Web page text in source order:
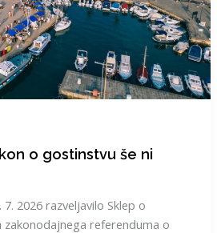
o gostinstvu še ni
2026 razveljavilo Sklep o
referenduma o